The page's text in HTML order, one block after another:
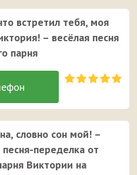
встретил тебя, моя
– весёлая песня
парня
словно сон мой! –
песня-переделка от
Виктории на